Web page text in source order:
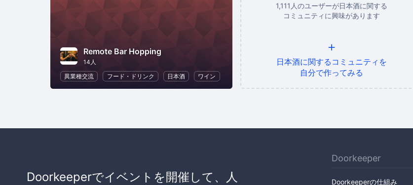
Remote Bar Hopping
14人
異業種交流
フード・ドリンク 日本酒 ワイン
1,111人のユーザーが日本酒に関する
コミュニティに興味があります
+
日本酒に関するコミュニティを
自分で作ってみる
Doorkeeperでイベントを開催して、人
Doorkeeper
Doorkeeperの仕組み